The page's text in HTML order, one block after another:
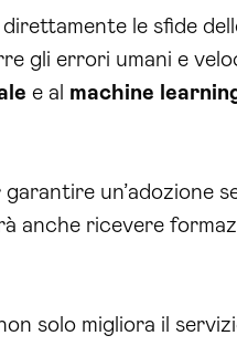
le sfide
gli errori umani e
e al machine
un’adozione
anche ricevere
solo migliora il